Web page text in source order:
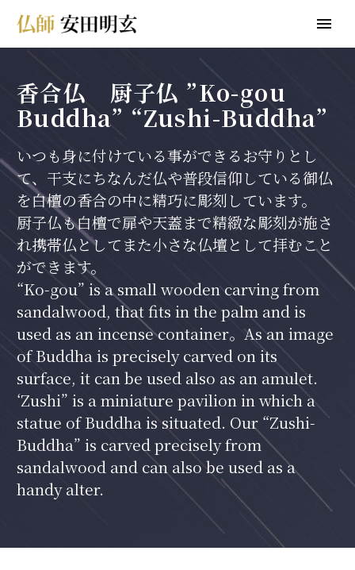
香合仏 厨子仏 ”Ko-gou
Buddha” “Zushi-Buddha”
いつも身に付けている事ができるお守りとし
て、干支にちなんだ仏や普段信仰している御仏
を白檀の香合の中に精巧に彫刻しています。
厨子仏も白檀で扉や天蓋まで精緻な彫刻が施さ
れ携帯仏としてまた小さな仏壇として拝むこと
ができます。
“Ko-gou” is a small wooden carving from
sandalwood, that fits in the palm and is
used as an incense container。As an image
of Buddha is precisely carved on its
surface, it can be used also as an amulet.
‘Zushi” is a miniature pavilion in which a
statue of Buddha is situated. Our “Zushi-
Buddha” is carved precisely from
sandalwood and can also be used as a
handy alter.